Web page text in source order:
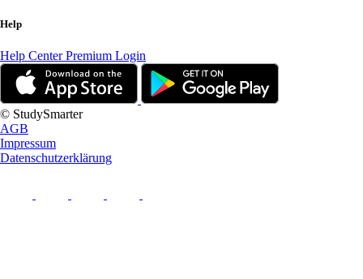
Help
Help CenterPremium Login
© StudySmarter
AGB
Impressum
Datenschutzerklärung